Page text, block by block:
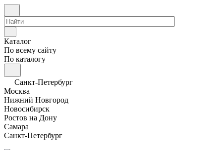
Каталог
По всему сайту
По каталогу
Санкт-Петербург
Москва
Нижний Новгород
Новосибирск
Ростов на Дону
Самара
Санкт-Петербург